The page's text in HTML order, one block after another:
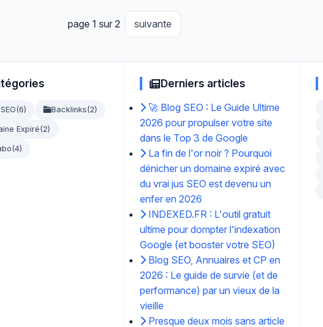
page 1 sur 2 suivante
(6) Backlinks(2)
Expiré(2)
(4)
Derniers articles
🚀 Blog SEO : Le Guide Ultime
2026 pour propulser votre site
dans le Top 3 de Google
La fin de l'or noir ? Pourquoi
dénicher un domaine expiré avec
du vrai jus SEO est devenu un
enfer en 2026
INDEXED.FR : L'outil gratuit
ultime pour dompter l'indexation
Google (et booster votre SEO)
Blog SEO, Annuaires et CP en
2026 : Le guide de survie (et de
performance) par un vieux de la
vieille
Presque deux mois sans article